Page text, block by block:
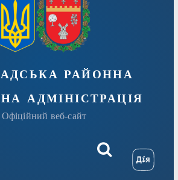
районна
адміністрація
Офіційний веб-сайт